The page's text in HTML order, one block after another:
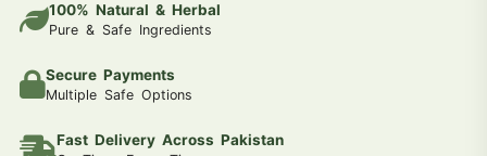
100% Natural & Herbal
Pure & Safe Ingredients
Secure Payments
Multiple Safe Options
Fast Delivery Across Pakistan